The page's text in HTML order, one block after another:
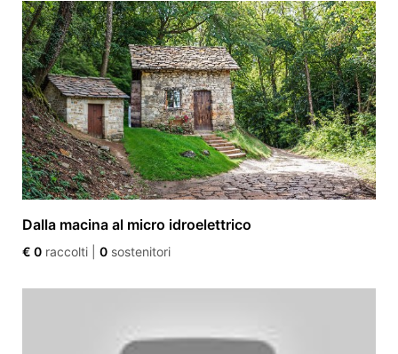
Dalla macina al micro idroelettrico
€ 0 raccolti 0 sostenitori